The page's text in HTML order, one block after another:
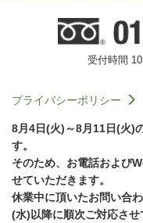
受付時間
プライバシーポリシー
8月4日(火)～8月11日(火)
す。
そのため、お電話および
せていただきます。
休業中に頂いたお問い合
(水)以降に順次ご対応させ